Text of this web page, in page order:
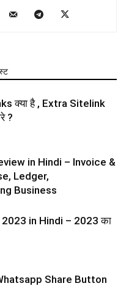
क्या है , Extra Sitelink
?
in Hindi – Invoice &
Ledger,
Business
in Hindi – 2023 का
Share Button